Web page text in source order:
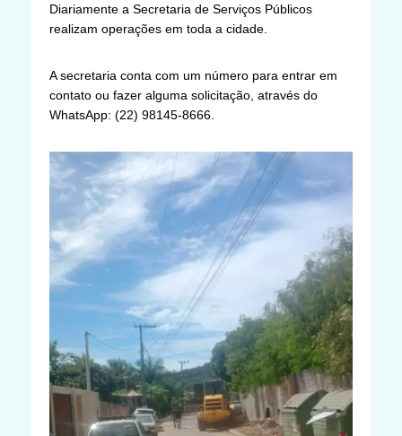
Diariamente a Secretaria de Serviços Públicos
realizam operações em toda a cidade.
A secretaria conta com um número para entrar em
contato ou fazer alguma solicitação, através do
WhatsApp: (22) 98145-8666.